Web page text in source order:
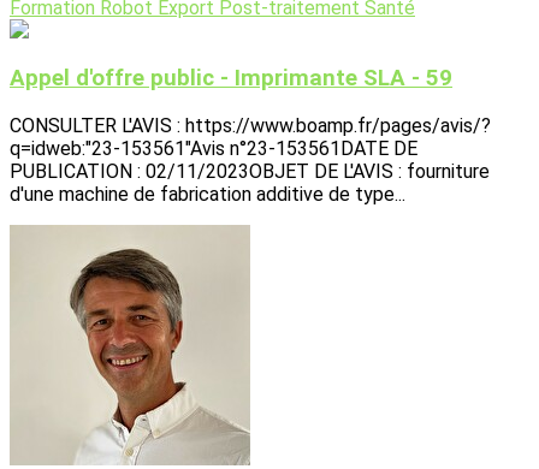
Formation Robot Export Post-traitement Santé
Appel d'offre public - Imprimante SLA - 59
CONSULTER L'AVIS : https://www.boamp.fr/pages/avis/?
q=idweb:"23-153561"Avis n°23-153561DATE DE
PUBLICATION : 02/11/2023OBJET DE L'AVIS : fourniture
d'une machine de fabrication additive de type...